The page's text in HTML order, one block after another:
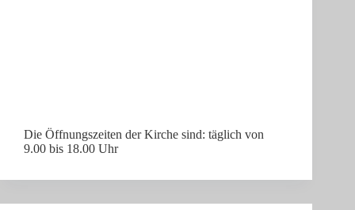
Die Öffnungszeiten der Kirche sind: täglich von
9.00 bis 18.00 Uhr